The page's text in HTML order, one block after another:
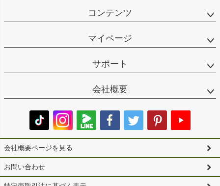
コンテンツ
マイページ
サポート
会社概要
会社概要ページを見る
お問い合わせ